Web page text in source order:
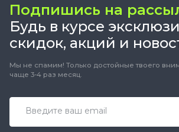
Подпишись на
Будь в курсе
скидок, акций и
Мы не спамим! Только достойные твоего
чаще 3-4 раз месяц.